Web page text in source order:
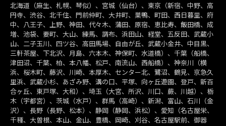
北海道（麻生、札幌、琴似）、宮城（仙台）、東京（新宿、中野、高
円寺、渋谷、北千住、門前仲町、大井町、巣鴨、町田、西日暮里、府
中、八王子、上野、神田、代々木、蒲田、原宿、恵比寿、飯田橋、成
増、池袋、要町、大山、練馬、調布、浜田山、経堂、五反田、武蔵小
山、二子玉川、四ツ谷、高田馬場、自由が丘、武蔵小金井、中目黒、
三軒茶屋、下北沢、月島、六本木、神保町、水道橋）、千葉（船橋、
津田沼、千葉、柏、本八幡、松戸、南流山、西船橋）、神奈川（横
浜、桜木町、藤沢、川崎、本厚木、センター北、鷺沼、鶴見、京急久
里浜、武蔵小杉、あざみ野、溝の口、平塚、向ヶ丘遊園、登戸、新百
合ヶ丘、東戸塚、大和）、埼玉（大宮、所沢、川口、蕨、川越）、栃
木（宇都宮）、茨城（水戸）、群馬（高崎）、新潟、富山、石川（金
沢）、長野（長野、松本）、静岡（静岡、浜松）、愛知（名古屋栄、
千種、大曽根、本山、金山、豊橋、岡崎、刈谷、名古屋駅前、御器